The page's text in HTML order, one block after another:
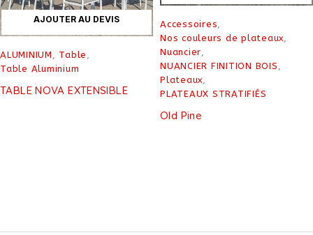
AJOUTER AU DEVIS
ALUMINIUM , Table ,
Table Aluminium
TABLE NOVA EXTENSIBLE
Accessoires,
Nos couleurs de plateaux,
Nuancier,
NUANCIER FINITION BOIS ,
Plateaux,
PLATEAUX STRATIFIÉS
Old Pine